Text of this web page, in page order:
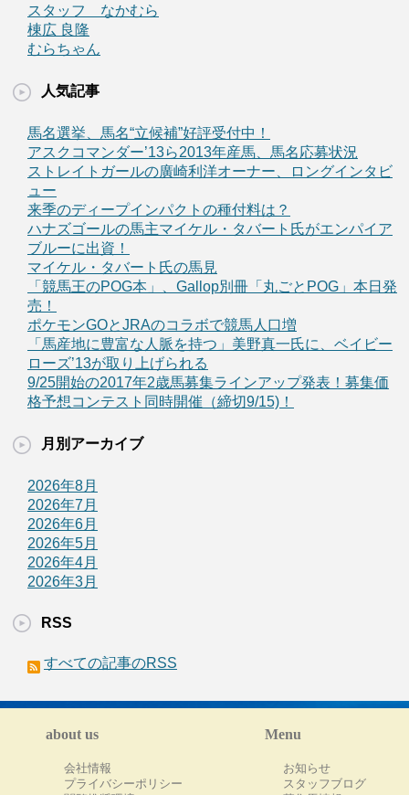
スタッフ なかむら
棟広 良隆
むらちゃん
人気記事
馬名選挙、馬名“立候補”好評受付中！
アスクコマンダー’13ら2013年産馬、馬名応募状況
ストレイトガールの廣崎利洋オーナー、ロングインタビ
ュー
来季のディープインパクトの種付料は？
ハナズゴールの馬主マイケル・タバート氏がエンパイア
ブルーに出資！
マイケル・タバート氏の馬見
「競馬王のPOG本」、Gallop別冊「丸ごとPOG」本日発
売！
ポケモンGOとJRAのコラボで競馬人口増
「馬産地に豊富な人脈を持つ」美野真一氏に、ベイビー
ローズ’13が取り上げられる
9/25開始の2017年2歳馬募集ラインアップ発表！募集価
格予想コンテスト同時開催（締切9/15)！
月別アーカイブ
2026年8月
2026年7月
2026年6月
2026年5月
2026年4月
2026年3月
RSS
すべての記事のRSS